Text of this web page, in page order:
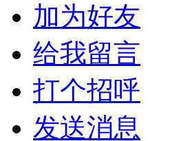
加为好友
给我留言
打个招呼
发送消息